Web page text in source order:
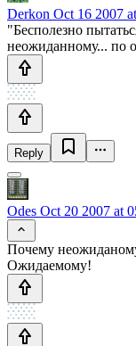
Derkon Oct 16 2007
"Бесполезно
неожиданному... по
Reply
Odes Oct 20 2007 at
Почему
Ожидаемому!